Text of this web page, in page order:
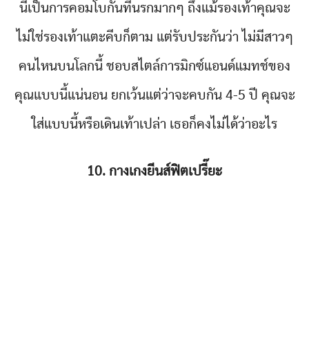
นี่เป็นการคอมโบกันที่นรกมากๆ ถึงแม้รองเท้าคุณจะ
ไม่ใช่รองเท้าแตะคีบก็ตาม แต่รับประกันว่า ไม่มีสาวๆ
คนไหนบนโลกนี้ ชอบสไตล์การมิกซ์แอนด์แมทช์ของ
คุณแบบนี้แน่นอน ยกเว้นแต่ว่าจะคบกัน 4-5 ปี คุณจะ
ใส่แบบนี้หรือเดินเท้าเปล่า เธอก็คงไม่ได้ว่าอะไร
10. กางเกงยีนส์ฟิตเปรี๊ยะ